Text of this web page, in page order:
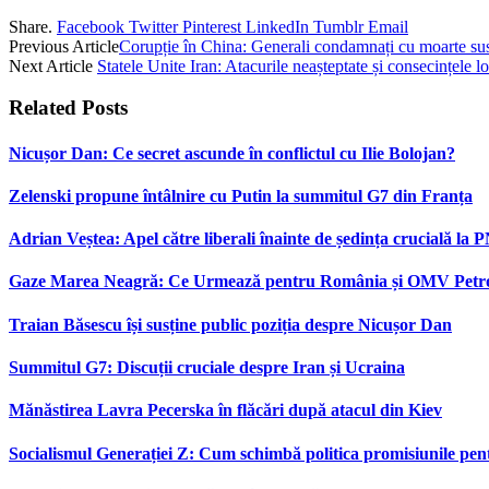
Share. Facebook Twitter Pinterest LinkedIn Tumblr Email
Previous ArticleCorupție în China: Generali condamnați cu moarte
Next Article Statele Unite Iran: Atacurile neașteptate și consecințele
Related Posts
Nicușor Dan: Ce secret ascunde în conflictul cu Ilie Bolojan?
Zelenski propune întâlnire cu Putin la summitul G7 din Franța
Adrian Veștea: Apel către liberali înainte de ședința crucială la
Gaze Marea Neagră: Ce Urmează pentru România și OMV
Traian Băsescu își susține public poziția despre Nicușor Dan
Summitul G7: Discuții cruciale despre Iran și Ucraina
Mănăstirea Lavra Pecerska în flăcări după atacul din Kiev
Socialismul Generației Z: Cum schimbă politica promisiunile